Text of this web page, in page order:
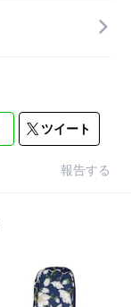
ツイート
報告する